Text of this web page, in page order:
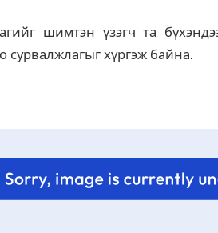
шимтэн үзэгч та
хүргэж байна.